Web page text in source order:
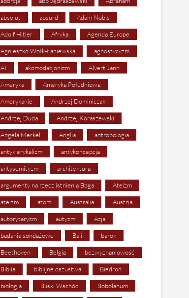
absolut absurd Adam Nobis
Adolf Hitler Afryka Agenda Europe
Agnieszko Wołk-Łaniewska agnostycyzm
AI akomodacjonizm Alvert Jann
Ameryka Ameryka Południowa
Amerykanie Andrzej Dominiczak
Andrzej Duda Andrzej Koraszewski
Angela Merkel Anglia antropologia
antyklerykalizm antykoncepcja
antysemityzm architektura
argumenty na rzecz istnienia Boga Ateizm
ateizm atom Australia Austria
autorytaryzm autyzm Azja
badania sondażowe Bali barok
Beethoven Belgia bezwyznaniowość
Biblia biblijne oszustwa Biedroń
biologia Bliski Wschód Bobolanum